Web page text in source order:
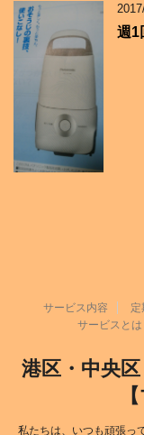
週1
サービス内容 定
サービスとは
港区・中央
私たちは、いつも頑張っ